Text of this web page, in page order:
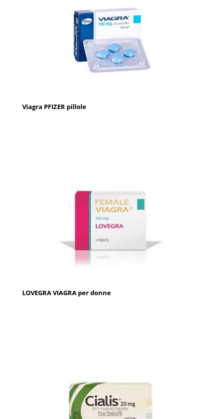
Viagra PFIZER pillole
LOVEGRA VIAGRA per donne